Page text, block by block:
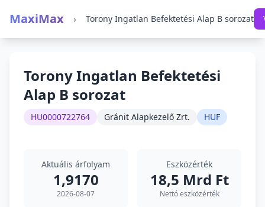
MaxiMax › Torony Ingatlan Befektetési Alap B sorozat
Torony Ingatlan Befektetési
Alap B sorozat
HU0000722764 Gránit Alapkezelő Zrt. HUF
Aktuális árfolyam
1,9170
2026-08-07
Eszközérték
18,5 Mrd Ft
Nettó eszközérték